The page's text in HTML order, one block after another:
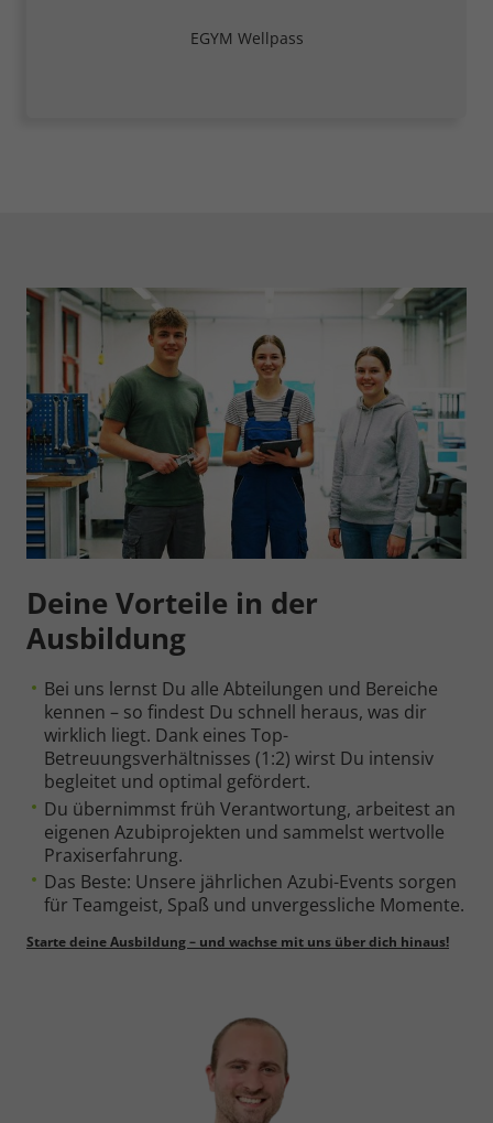
EGYM Wellpass
Deine Vorteile in der
Ausbildung
Bei uns lernst Du alle Abteilungen und Bereiche
kennen – so findest Du schnell heraus, was dir
wirklich liegt. Dank eines Top-
Betreuungsverhältnisses (1:2) wirst Du intensiv
begleitet und optimal gefördert.
Du übernimmst früh Verantwortung, arbeitest an
eigenen Azubiprojekten und sammelst wertvolle
Praxiserfahrung.
Das Beste: Unsere jährlichen Azubi-Events sorgen
für Teamgeist, Spaß und unvergessliche Momente.
Starte deine Ausbildung – und wachse mit uns über dich hinaus!
Notwendig
Marketing und Statistik
Cookie Informationen anzeigen
Alle akzeptieren